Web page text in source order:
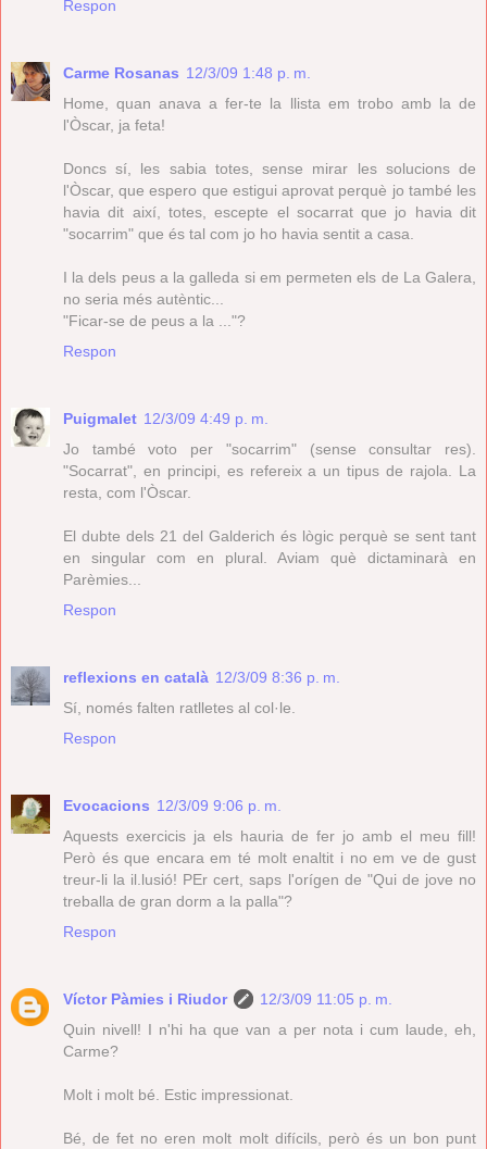
Respon
Carme Rosanas 12/3/09 1:48 p. m.
Home, quan anava a fer-te la llista em trobo amb la de
l'Òscar, ja feta!
Doncs sí, les sabia totes, sense mirar les solucions de
l'Òscar, que espero que estigui aprovat perquè jo també les
havia dit així, totes, escepte el socarrat que jo havia dit
"socarrim" que és tal com jo ho havia sentit a casa.
I la dels peus a la galleda si em permeten els de La Galera,
no seria més autèntic...
"Ficar-se de peus a la ..."?
Respon
Puigmalet 12/3/09 4:49 p. m.
Jo també voto per "socarrim" (sense consultar res).
"Socarrat", en principi, es refereix a un tipus de rajola. La
resta, com l'Òscar.
El dubte dels 21 del Galderich és lògic perquè se sent tant
en singular com en plural. Aviam què dictaminarà en
Parèmies...
Respon
reflexions en català 12/3/09 8:36 p. m.
Sí, només falten ratlletes al col·le.
Respon
Evocacions 12/3/09 9:06 p. m.
Aquests exercicis ja els hauria de fer jo amb el meu fill!
Però és que encara em té molt enaltit i no em ve de gust
treur-li la il.lusió! PEr cert, saps l'orígen de "Qui de jove no
treballa de gran dorm a la palla"?
Respon
Víctor Pàmies i Riudor
12/3/09 11:05 p. m.
Quin nivell! I n'hi ha que van a per nota i cum laude, eh,
Carme?
Molt i molt bé. Estic impressionat.
Bé, de fet no eren molt molt difícils, però és un bon punt